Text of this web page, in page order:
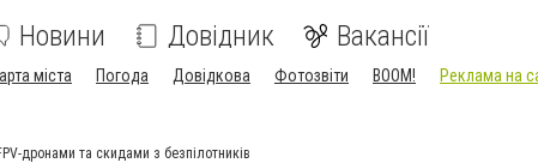
Новини Довідник Вакансії
міста Погода Довідкова Фотозвіти BOOM! Реклама на
дронами та скидами з безпілотників